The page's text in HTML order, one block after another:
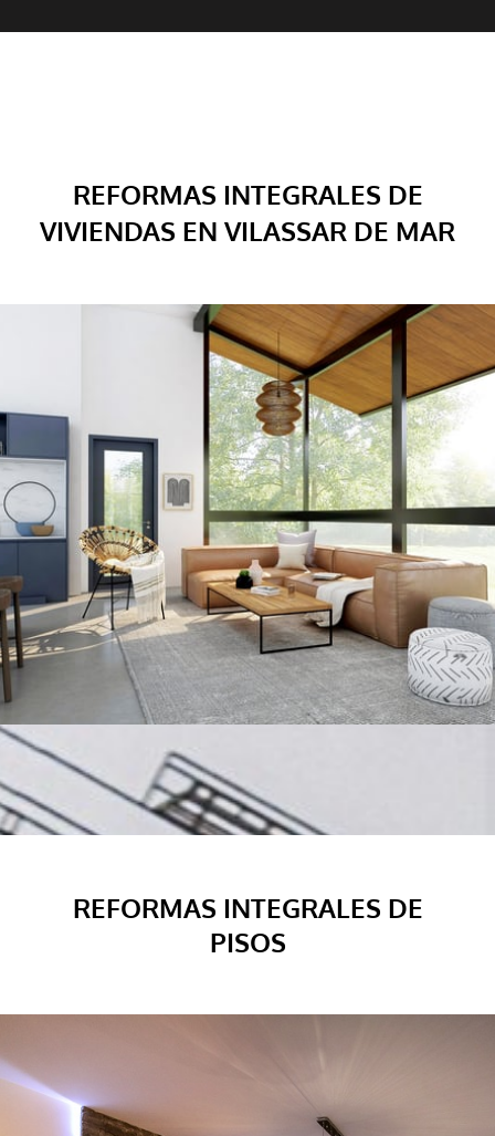
REFORMAS INTEGRALES DE
VIVIENDAS EN VILASSAR DE MAR
REFORMAS INTEGRALES DE
PISOS